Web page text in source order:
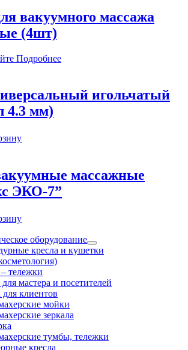
вакуумного массажа
(4шт)
Подробнее
игольчатый
4.3 мм)
массажные
ЭКО-7”
оборудование
кресла и кушетки
тележки
мастера и посетителей
для клиентов
мойки
зеркала
тумбы, тележки
кресла